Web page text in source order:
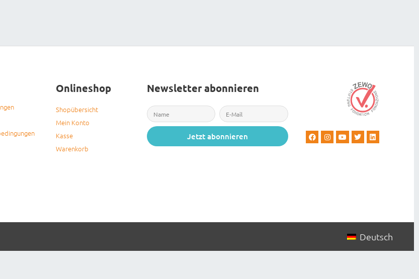
Onlineshop
Shopübersicht
Mein Konto
Kasse
Warenkorb
Newsletter abonnieren
Jetzt abonnieren
Deutsch